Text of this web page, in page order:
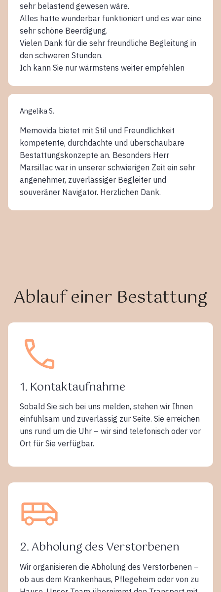
sehr belastend gewesen wäre.
Alles hatte wunderbar funktioniert und es war eine
sehr schöne Beerdigung.
Vielen Dank für die sehr freundliche Begleitung in
den schweren Stunden.
Ich kann Sie nur wärmstens weiter empfehlen
Angelika S.
Memovida bietet mit Stil und Freundlichkeit
kompetente, durchdachte und überschaubare
Bestattungskonzepte an. Besonders Herr
Marsillac war in unserer schwierigen Zeit ein sehr
angenehmer, zuverlässiger Begleiter und
souveräner Navigator. Herzlichen Dank.
Ablauf einer Bestattung
1. Kontaktaufnahme
Sobald Sie sich bei uns melden, stehen wir Ihnen
einfühlsam und zuverlässig zur Seite. Sie erreichen
uns rund um die Uhr – wir sind telefonisch oder vor
Ort für Sie verfügbar.
2. Abholung des Verstorbenen
Wir organisieren die Abholung des Verstorbenen –
ob aus dem Krankenhaus, Pflegeheim oder von zu